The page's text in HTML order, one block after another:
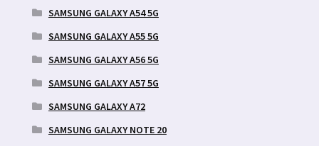
SAMSUNG GALAXY A54 5G
SAMSUNG GALAXY A55 5G
SAMSUNG GALAXY A56 5G
SAMSUNG GALAXY A57 5G
SAMSUNG GALAXY A72
SAMSUNG GALAXY NOTE 20